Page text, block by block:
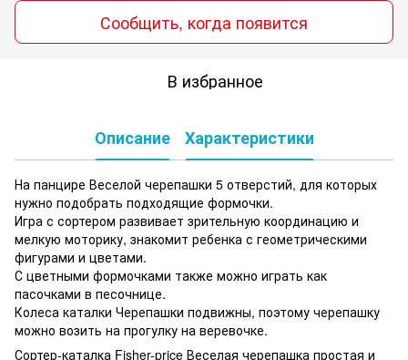
Сообщить, когда появится
В избранное
Описание Характеристики
На панцире Веселой черепашки 5 отверстий, для которых
нужно подобрать подходящие формочки.
Игра с сортером развивает зрительную координацию и
мелкую моторику, знакомит ребенка с геометрическими
фигурами и цветами.
С цветными формочками также можно играть как
пасочками в песочнице.
Колеса каталки Черепашки подвижны, поэтому черепашку
можно возить на прогулку на веревочке.
Сортер-каталка Fisher-price Веселая черепашка простая и